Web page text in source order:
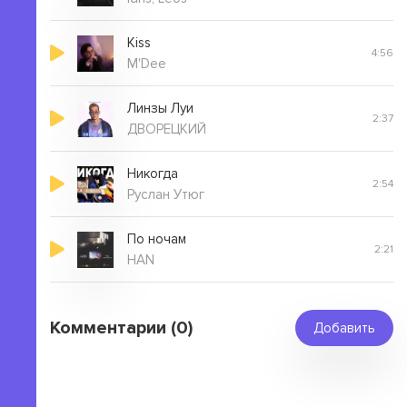
Kiss
M'Dee
4:56
Линзы Луи
ДВОРЕЦКИЙ
2:37
Никогда
Руслан Утюг
2:54
По ночам
HAN
2:21
Комментарии (0) Добавить